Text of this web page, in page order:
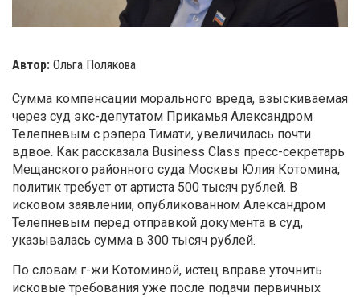
Автор: Ольга Полякова
Сумма компенсации морального вреда, взыскиваемая
через суд экс-депутатом Прикамья Александром
Телепневым с рэпера Тимати, увеличилась почти
вдвое. Как рассказала Business Class пресс-секретарь
Мещанского районного суда Москвы Юлия Котомина,
политик требует от артиста 500 тысяч рублей. В
исковом заявлении, опубликованном Александром
Телепневым перед отправкой документа в суд,
указывалась сумма в 300 тысяч рублей.
По словам г-жи Котоминой, истец вправе уточнить
исковые требования уже после подачи первичных